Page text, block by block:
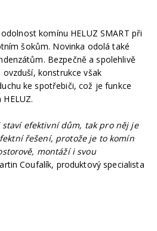
komínu HELUZ SMART při
šokům. Novinka odolá také
Bezpečně a spolehlivě
konstrukce však
ke spotřebiči, což je funkce
staví efektivní dům, tak pro něj je
řešení, protože je to komín
montáží i svou
Coufalík, produktový specialista